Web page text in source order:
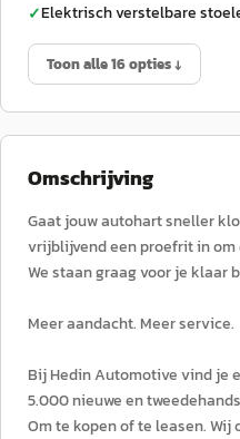
✓Elektrisch verstelbare
Toon alle 16 opties ↓
Omschrijving
Gaat jouw autohart sneller
vrijblijvend een proefrit in om
We staan graag voor je klaar
Meer aandacht. Meer service.
Bij Hedin Automotive vind je
5.000 nieuwe en
Om te kopen of te leasen.